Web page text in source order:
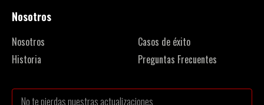
Nosotros
Nosotros
Historia
Casos de éxito
Preguntas Frecuentes